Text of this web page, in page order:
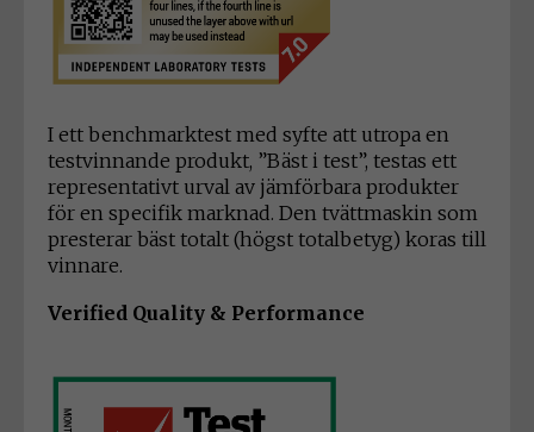
I ett benchmarktest med syfte att utropa en
testvinnande produkt, ”Bäst i test”, testas ett
representativt urval av jämförbara produkter
för en specifik marknad. Den tvättmaskin som
presterar bäst totalt (högst totalbetyg) koras till
vinnare.
Verified Quality & Performance